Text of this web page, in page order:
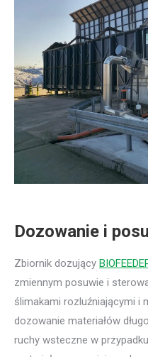
Dozowanie i
Zbiornik dozujący
zmiennym posuwie i
ślimakami rozluźniającymi i
dozowanie materiałów
ruchy wsteczne w